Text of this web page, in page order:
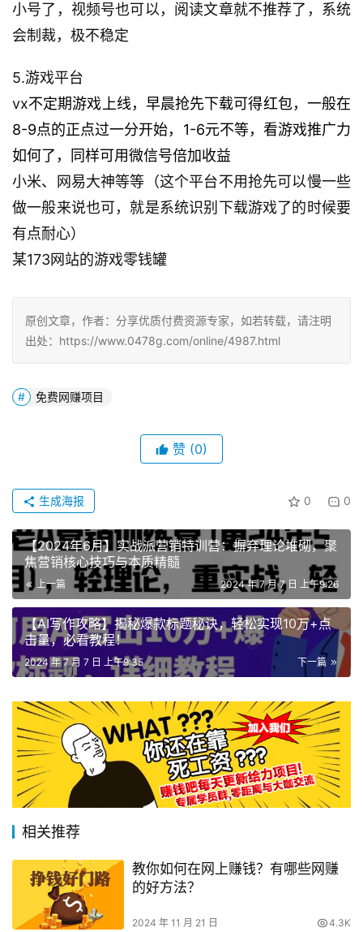
小号了，视频号也可以，阅读文章就不推荐了，系统
会制裁，极不稳定
5.游戏平台
vx不定期游戏上线，早晨抢先下载可得红包，一般在
8-9点的正点过一分开始，1-6元不等，看游戏推广力
如何了，同样可用微信号倍加收益
小米、网易大神等等（这个平台不用抢先可以慢一些
做一般来说也可，就是系统识别下载游戏了的时候要
有点耐心）
某173网站的游戏零钱罐
原创文章，作者：分享优质付费资源专家，如若转载，请注明
出处：https://www.0478g.com/online/4987.html
免费网赚项目
赞 (0)
0 0
生成海报
【2024年6月】实战派营销特训营：摒弃理论堆砌，聚
焦营销核心技巧与本质精髓
上一篇 2024 年 7 月 7 日 上午9:26
【AI写作攻略】揭秘爆款标题秘诀，轻松实现10万+点
击量，必看教程！
下一篇
2024 年 7 月 7 日 上午9:35
相关推荐
教你如何在网上赚钱？有哪些网赚
的好方法？
2024 年 11 月 21 日 4.3K